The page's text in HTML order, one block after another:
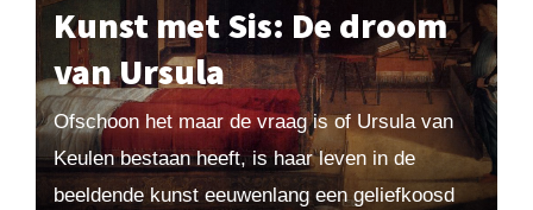
Kunst met Sis: De droom
van Ursula
Ofschoon het maar de vraag is of Ursula van
Keulen bestaan heeft, is haar leven in de
beeldende kunst eeuwenlang een geliefkoosd